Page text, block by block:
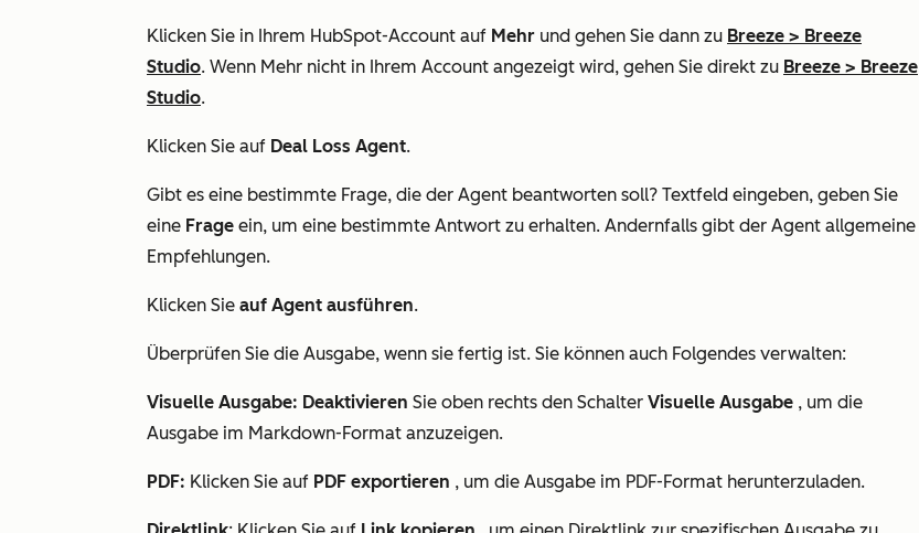
Klicken Sie in Ihrem HubSpot-Account auf Mehr und gehen Sie dann zu Breeze > Breeze
Studio. Wenn Mehr nicht in Ihrem Account angezeigt wird, gehen Sie direkt zu Breeze > Breeze
Studio.
Klicken Sie auf Deal Loss Agent.
Gibt es eine bestimmte Frage, die der Agent beantworten soll? Textfeld eingeben, geben Sie
eine Frage ein, um eine bestimmte Antwort zu erhalten. Andernfalls gibt der Agent allgemeine
Empfehlungen.
Klicken Sie auf Agent ausführen.
Überprüfen Sie die Ausgabe, wenn sie fertig ist. Sie können auch Folgendes verwalten:
Visuelle Ausgabe: Deaktivieren Sie oben rechts den Schalter Visuelle Ausgabe , um die
Ausgabe im Markdown-Format anzuzeigen.
PDF: Klicken Sie auf PDF exportieren , um die Ausgabe im PDF-Format herunterzuladen.